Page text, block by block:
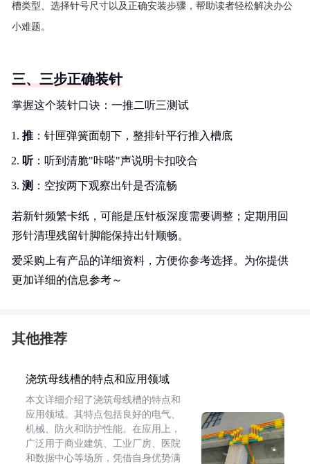
槽类型、选择针号尺寸以及正确安装步骤，帮助读者轻松解决办公
小难题。
三、三步正确装针
掌握这个装针口诀：一推二听三测试
推 ：针匣弹簧面朝下，整排针平行推入槽底
听：听到清脆"咔嗒"声说明卡扣咬合
测 ：空按两下观察出针是否流畅
若新针频繁卡纸，可能是压针板深度需要调整；定期用回
形针清理残留针脚能保持出针顺畅。
爱采购上有产品的详细资料，方便你参考选择。为你提供
更加详细的信息参考～
其他推荐
浇筑母线槽的特点和应用领域
本文详细介绍了浇筑母线槽的特点和
应用领域。其特点包括良好的电气、
机械、防火和防护性能。在应用上，
广泛用于商业建筑、工业厂房、医院
和数据中心等场所，凭借自身优势满